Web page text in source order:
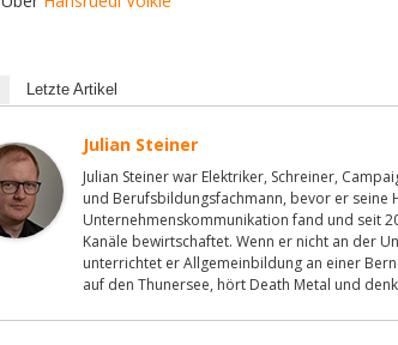
Letzte Artikel
Julian Steiner
Julian Steiner war Elektriker, Schreiner,
und Berufsbildungsfachmann, bevor er seine
Unternehmenskommunikation fand und seit
Kanäle bewirtschaftet. Wenn er nicht an der
unterrichtet er Allgemeinbildung an einer
auf den Thunersee, hört Death Metal und